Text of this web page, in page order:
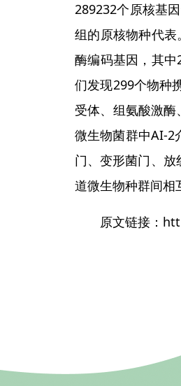
289232个原核基
组的原核物种代
酶编码基因，其
们发现299个物种
受体、组氨酸激
微生物菌群中AI-2
门、变形菌门、
道微生物种群间相
原文链接：